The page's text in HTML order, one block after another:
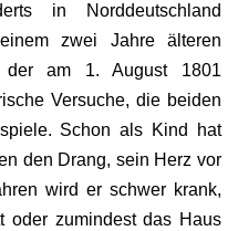
in Norddeutschland
zwei Jahre älteren
der am 1. August 1801
Versuche, die beiden
Schon als Kind hat
den Drang, sein Herz vor
wird er schwer krank,
oder zumindest das Haus